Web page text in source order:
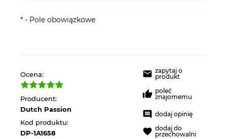
* - Pole obowiązkowe
Ocena:
Producent:
Dutch Passion
Kod produktu:
DP-1A1658
zapytaj o
produkt
poleć
znajomemu
dodaj opinię
dodaj do
przechowalni